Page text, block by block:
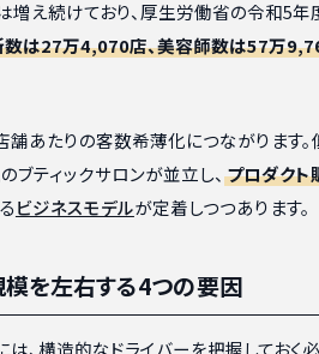
増え続けており、厚生労働省の令和5
は27万4,070店、美容師数は57万
あたりの客数希薄化につながります。
ブティックサロンが並立し、 プロダクト
ビジネスモデルが定着しつつあります。
を左右する4つの要因
、構造的なドライバーを把握しておく